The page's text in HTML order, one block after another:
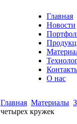
Главная
Новости
О нас
Главная Материалы
четырех кружек